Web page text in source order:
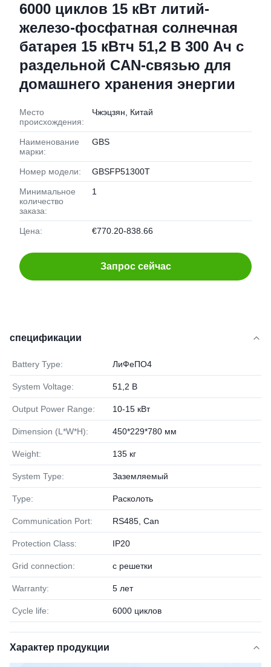
6000 циклов 15 кВт литий-
железо-фосфатная солнечная
батарея 15 кВтч 51,2 В 300 Ач с
раздельной CAN-связью для
домашнего хранения энергии
Место
происхождения:
Чжэцзян, Китай
Наименование
марки:
GBS
Номер модели: GBSFP51300T
Минимальное
количество
заказа:
1
Цена: €770.20-838.66
Запрос сейчас
спецификации
Battery Type: ЛиФеПО4
System Voltage: 51,2 В
Output Power Range: 10-15 кВт
Dimension (L*W*H): 450*229*780 мм
Weight: 135 кг
System Type: Заземляемый
Type: Расколоть
Communication Port: RS485, Can
Protection Class: IP20
Grid connection: с решетки
Warranty: 5 лет
Cycle life: 6000 циклов
Характер продукции